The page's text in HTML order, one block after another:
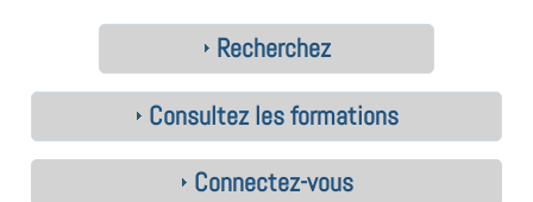
Recherchez
Consultez les formations
Connectez-vous